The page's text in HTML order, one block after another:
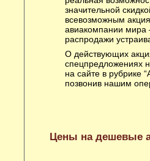
значительной
всевозможным
авиакомпании мира
распродажи
О действующих
спецпредложениях
на сайте в рубрике
позвонив нашим
Цены на дешевые